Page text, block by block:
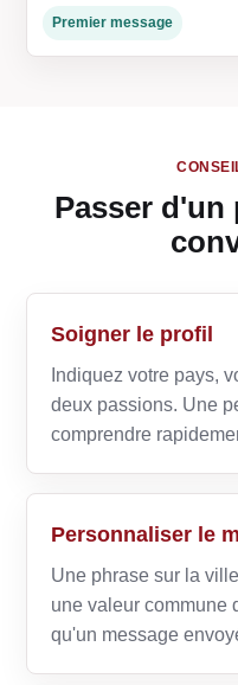
Premier message
Passer d'un
Soigner le profil
Indiquez votre pays,
deux passions. Une
comprendre
Personnaliser le
Une phrase sur la
une valeur commune
qu'un message